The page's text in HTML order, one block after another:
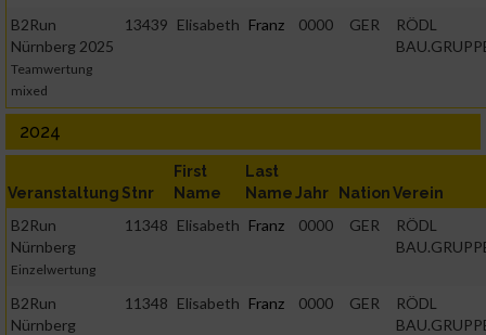
B2Run
Nürnberg 2025
Teamwertung
mixed
13439 Elisabeth Franz 0000 GER
RÖDL
2024
Veranstaltung Stnr
First
Name
Last
NameJahr NationVerein
B2Run
Nürnberg
Einzelwertung
11348 Elisabeth Franz 0000 GER
RÖDL
B2Run
Nürnberg
11348 Elisabeth Franz 0000 GER
RÖDL